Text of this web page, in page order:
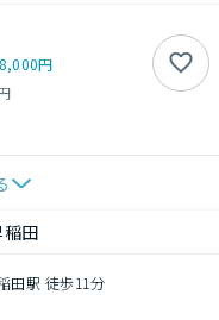
円
田
田駅 徒歩11分